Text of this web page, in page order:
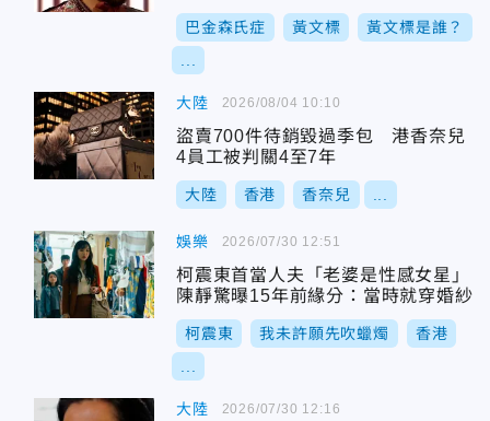
巴金森氏症 黃文標 黃文標是誰？
大陸
盜賣700件待銷毀過季包 港香奈兒
4員工被判關4至7年
大陸 香港 香奈兒
2026/08/04 10:10
娛樂
柯震東首當人夫「老婆是性感女星」
陳靜驚曝15年前緣分：當時就穿婚紗
柯震東 我未許願先吹蠟燭 香港
2026/07/30 12:51
大陸 2026/07/30 12:16